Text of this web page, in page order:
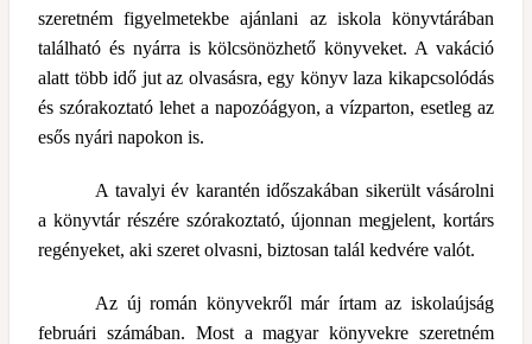
szeretném figyelmetekbe ajánlani az iskola könyvtárában
található és nyárra is kölcsönözhető könyveket. A vakáció
alatt több idő jut az olvasásra, egy könyv laza kikapcsolódás
és szórakoztató lehet a napozóágyon, a vízparton, esetleg az
esős nyári napokon is.
A tavalyi év karantén időszakában sikerült vásárolni
a könyvtár részére szórakoztató, újonnan megjelent, kortárs
regényeket, aki szeret olvasni, biztosan talál kedvére valót.
Az új román könyvekről már írtam az iskolaújság
februári számában. Most a magyar könyvekre szeretném